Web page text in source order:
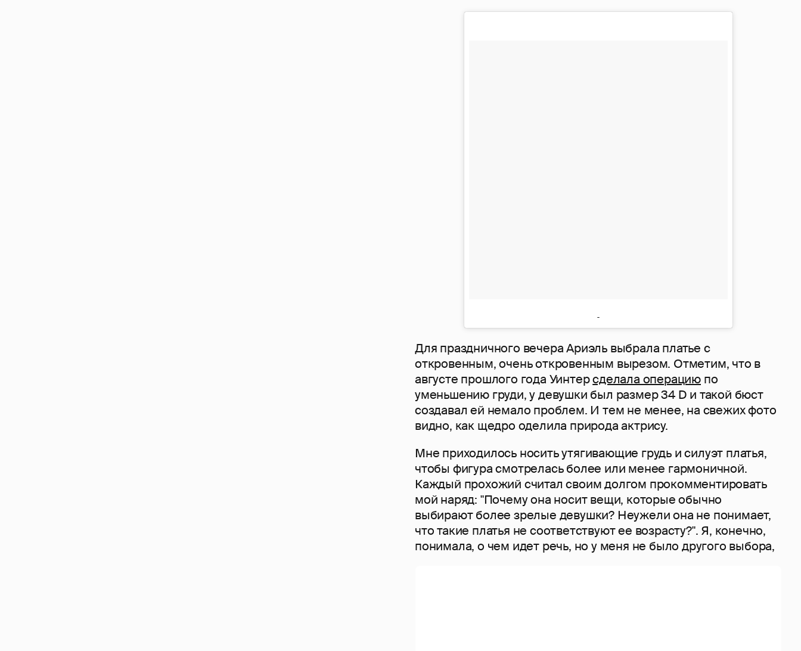
Для праздничного вечера Ариэль выбрала платье с
откровенным, очень откровенным вырезом. Отметим, что в
августе прошлого года Уинтерсделала операцию по
уменьшению груди, у девушки был размер 34 D и такой бюст
создавал ей немало проблем. И тем не менее, на свежих фото
видно, как щедро оделила природа актрису.
Мне приходилось носить утягивающие грудь и силуэт платья,
чтобы фигура смотрелась более или менее гармоничной.
Каждый прохожий считал своим долгом прокомментировать
мой наряд: "Почему она носит вещи, которые обычно
выбирают более зрелые девушки? Неужели она не понимает,
что такие платья не соответствуют ее возрасту?". Я, конечно,
понимала, о чем идет речь, но у меня не было другого выбора,